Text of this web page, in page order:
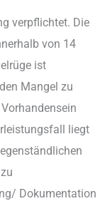
verpflichtet. Die
von 14
ist
Mangel zu
liegt
Dokumentation